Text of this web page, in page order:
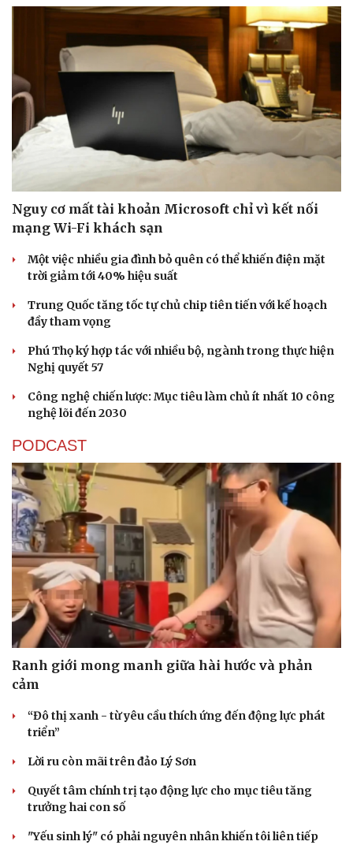
Thể thao
Bóng đá
Lịch thi đấu bóng đá
Thế giới thể thao
eSports
Hậu trường
Ô tô - Xe máy
Ô tô
Xe máy
Tư vấn
Nguy cơ mất tài khoản Microsoft chỉ vì kết nối
mạng Wi-Fi khách sạn
Một việc nhiều gia đình bỏ quên có thể khiến điện mặt
trời giảm tới 40% hiệu suất
Trung Quốc tăng tốc tự chủ chip tiên tiến với kế hoạch
đầy tham vọng
Phú Thọ ký hợp tác với nhiều bộ, ngành trong thực hiện
Nghị quyết 57
Công nghệ chiến lược: Mục tiêu làm chủ ít nhất 10 công
nghệ lõi đến 2030
PODCAST
Ranh giới mong manh giữa hài hước và phản
cảm
“Đô thị xanh - từ yêu cầu thích ứng đến động lực phát
triển”
Lời ru còn mãi trên đảo Lý Sơn
Quyết tâm chính trị tạo động lực cho mục tiêu tăng
trưởng hai con số
"Yếu sinh lý" có phải nguyên nhân khiến tôi liên tiếp